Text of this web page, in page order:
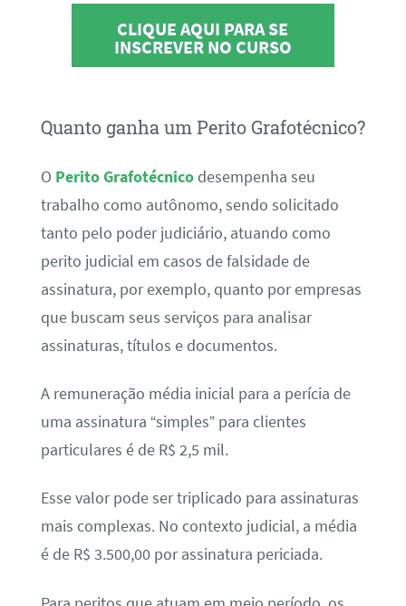
CLIQUE AQUI PARA SE
INSCREVER NO CURSO
Quanto ganha um Perito Grafotécnico?
O Perito Grafotécnicodesempenha seu
trabalho como autônomo, sendo solicitado
tanto pelo poder judiciário, atuando como
perito judicial em casos de falsidade de
assinatura, por exemplo, quanto por empresas
que buscam seus serviços para analisar
assinaturas, títulos e documentos.
A remuneração média inicial para a perícia de
uma assinatura “simples” para clientes
particulares é de R$ 2,5 mil.
Esse valor pode ser triplicado para assinaturas
mais complexas. No contexto judicial, a média
é de R$ 3.500,00 por assinatura periciada.